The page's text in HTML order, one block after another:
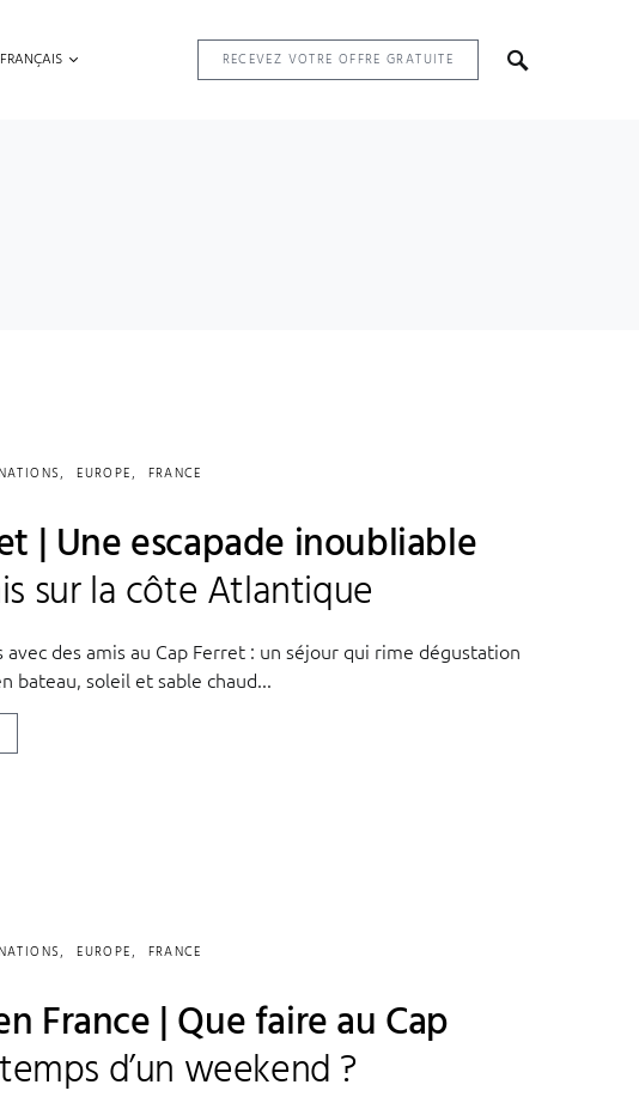
FRANÇAIS RECEVEZ VOTRE OFFRE GRATUITE
EUROPE FRANCE
| Une escapade inoubliable
sur la côte Atlantique
avec des amis au Cap Ferret : un séjour qui rime dégustation
bateau, soleil et sable chaud...
EUROPE FRANCE
France | Que faire au Cap
d’un weekend ?